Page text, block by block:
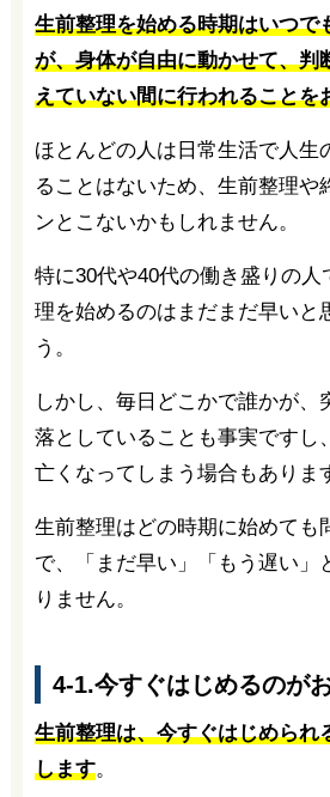
生前整理を始める時期はいつで
が、身体が自由に動かせて、判
えていない間に行われることを
ほとんどの人は日常生活で人生
ることはないため、生前整理や
ンとこないかもしれません。
特に30代や40代の働き盛りの人
理を始めるのはまだまだ早いと
う。
しかし、毎日どこかで誰かが、
落としていることも事実ですし
亡くなってしまう場合もありま
生前整理はどの時期に始めても
で、「まだ早い」「もう遅い」
りません。
4-1.今すぐはじめるのが
生前整理は、今すぐはじめられ
します。